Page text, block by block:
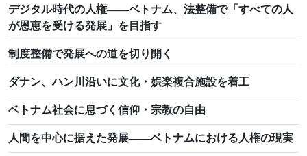
デジタル時代の人権――ベトナム、法整備で「すべての人
が恩恵を受ける発展」を目指す
制度整備で発展への道を切り開く
ダナン、ハン川沿いに文化・娯楽複合施設を着工
ベトナム社会に息づく信仰・宗教の自由
人間を中心に据えた発展――ベトナムにおける人権の現実